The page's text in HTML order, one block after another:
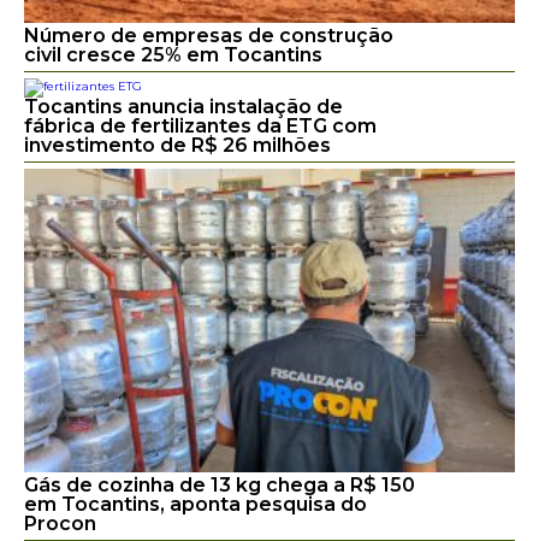
Número de empresas de construção
civil cresce 25% em Tocantins
Tocantins anuncia instalação de
fábrica de fertilizantes da ETG com
investimento de R$ 26 milhões
Gás de cozinha de 13 kg chega a R$ 150
em Tocantins, aponta pesquisa do
Procon